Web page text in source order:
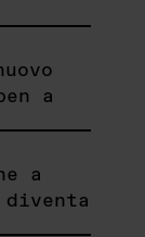
a
a
diventa